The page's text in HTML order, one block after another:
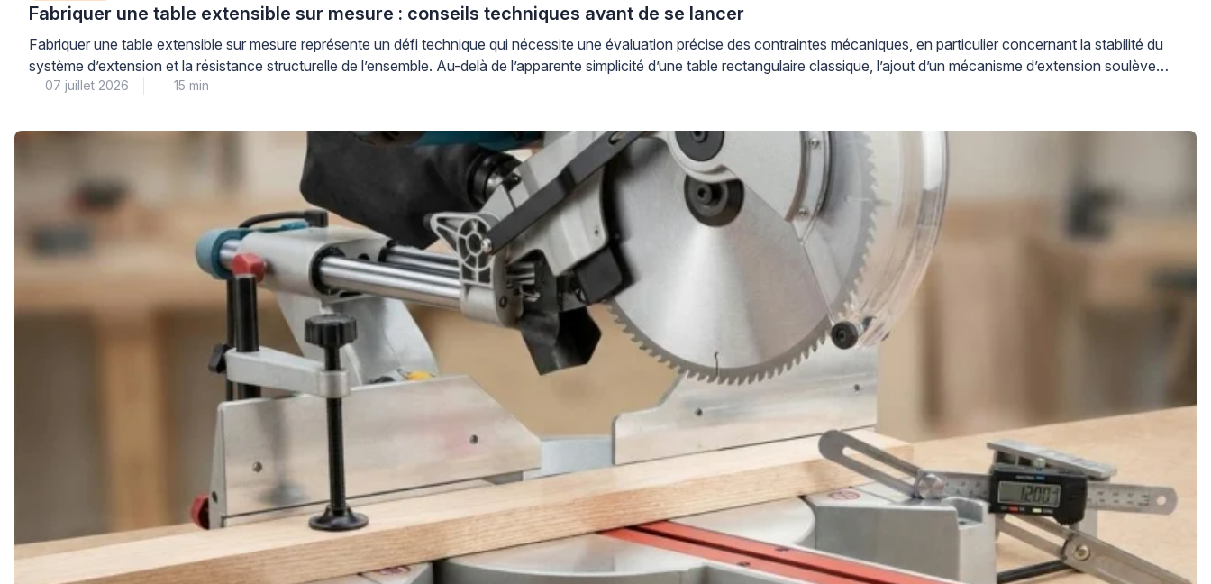
Fabriquer une table extensible sur mesure : conseils techniques avant de se lancer
Fabriquer une table extensible sur mesure représente un défi technique qui nécessite une évaluation précise des contraintes mécaniques, en particulier concernant la stabilité du
système d’extension et la résistance structurelle de l’ensemble. Au-delà de l’apparente simplicité d’une table rectangulaire classique, l’ajout d’un mécanisme d’extension soulève
des questions concrètes de centre de gravité, de charge admissible […]
07 juillet 2026 15 min